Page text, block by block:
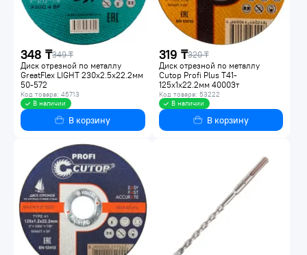
348 ₸349 ₸
Диск отрезной по металлу
GreatFlex LIGHT 230х2.5х22.2мм
50-572
Код товара: 45713
В наличии
В корзину
319 ₸320 ₸
Диск отрезной по металлу
Cutop Profi Plus Т41-
125х1х22.2мм 40003т
Код товара: 53222
В наличии
В корзину